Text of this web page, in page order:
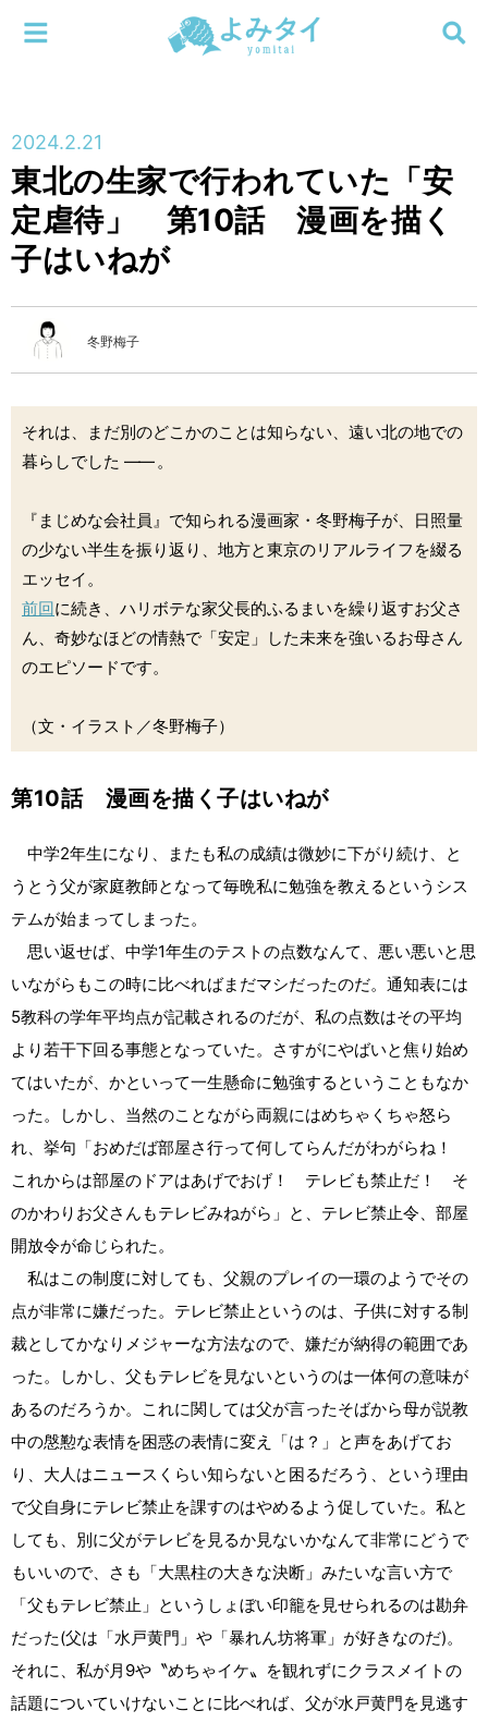
連載
編集部
検索する
メニューを閉じる
2024.2.21
東北の生家で行われていた「安
定虐待」 第10話 漫画を描く
子はいねが
冬野梅子
それは、まだ別のどこかのことは知らない、遠い北の地での
暮らしでした ―― 。
『まじめな会社員』で知られる漫画家・冬野梅子が、日照量
の少ない半生を振り返り、地方と東京のリアルライフを綴る
エッセイ。
前回に続き、ハリボテな家父長的ふるまいを繰り返すお父さ
ん、奇妙なほどの情熱で「安定」した未来を強いるお母さん
のエピソードです。
（文・イラスト／冬野梅子）
第10話 漫画を描く子はいねが
中学2年生になり、またも私の成績は微妙に下がり続け、と
うとう父が家庭教師となって毎晩私に勉強を教えるというシス
テムが始まってしまった。
思い返せば、中学1年生のテストの点数なんて、悪い悪いと思
いながらもこの時に比べればまだマシだったのだ。通知表には
5教科の学年平均点が記載されるのだが、私の点数はその平均
より若干下回る事態となっていた。さすがにやばいと焦り始め
てはいたが、かといって一生懸命に勉強するということもなか
った。しかし、当然のことながら両親にはめちゃくちゃ怒ら
れ、挙句「おめだば部屋さ行って何してらんだがわがらね！
これからは部屋のドアはあげでおげ！ テレビも禁止だ！ そ
のかわりお父さんもテレビみねがら」と、テレビ禁止令、部屋
開放令が命じられた。
私はこの制度に対しても、父親のプレイの一環のようでその
点が非常に嫌だった。テレビ禁止というのは、子供に対する制
裁としてかなりメジャーな方法なので、嫌だが納得の範囲であ
った。しかし、父もテレビを見ないというのは一体何の意味が
あるのだろうか。これに関しては父が言ったそばから母が説教
中の慇懃な表情を困惑の表情に変え「は？」と声をあげてお
り、大人はニュースくらい知らないと困るだろう、という理由
で父自身にテレビ禁止を課すのはやめるよう促していた。私と
しても、別に父がテレビを見るか見ないかなんて非常にどうで
もいいので、さも「大黒柱の大きな決断」みたいな言い方で
「父もテレビ禁止」というしょぼい印籠を見せられるのは勘弁
だった(父は「水戸黄門」や「暴れん坊将軍」が好きなのだ)。
それに、私が月9や〝めちゃイケ〟を観れずにクラスメイトの
話題についていけないことに比べれば、父が水戸黄門を見逃す